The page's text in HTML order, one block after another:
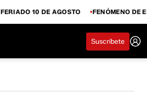
FERIADO 10 DE AGOSTO FENÓMENO DE
Suscríbete